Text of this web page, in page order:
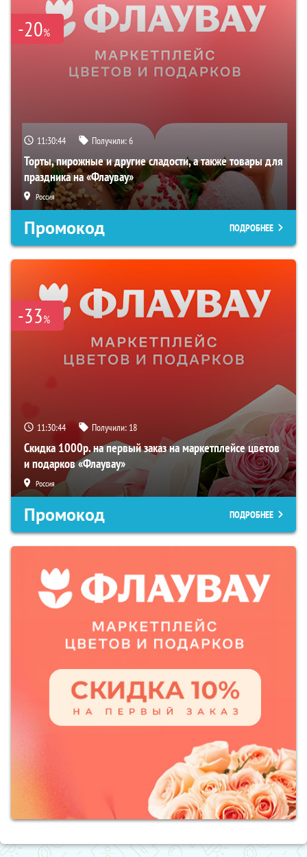
-20%
11:30:42 Получили:6
Торты, пирожные и другие сладости, а также товары для
праздника на «Флаувау»
Россия
Промокод ПОДРОБНЕЕ
-33%
11:30:42 Получили: 18
Скидка 1000р. на первый заказ на маркетплейсе цветов
и подарков «Флаувау»
Россия
Промокод ПОДРОБНЕЕ